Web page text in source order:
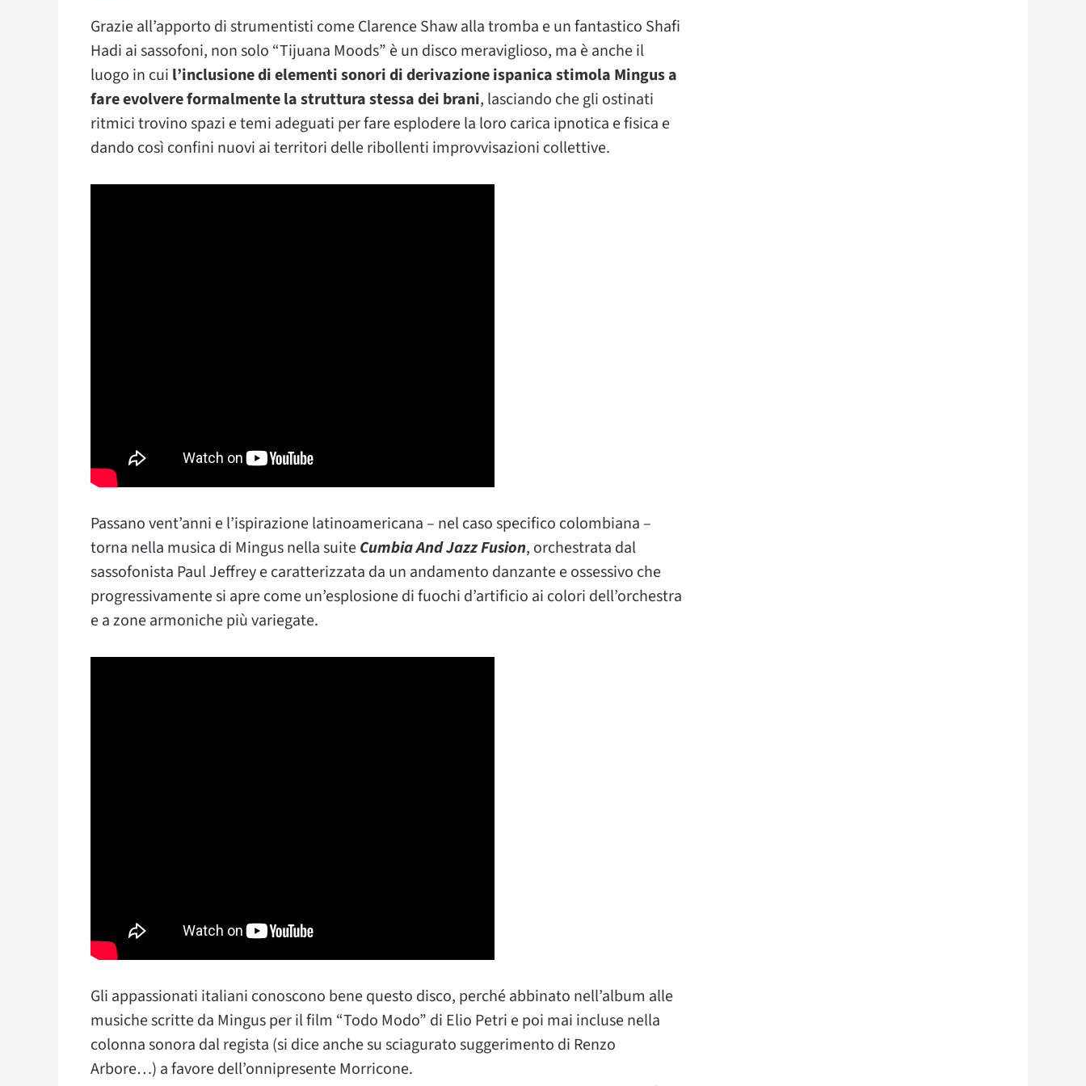
Grazie all’apporto di strumentisti come Clarence Shaw alla tromba e un fantastico Shafi
Hadi ai sassofoni, non solo “Tijuana Moods” è un disco meraviglioso, ma è anche il
luogo in cui l’inclusione di elementi sonori di derivazione ispanica stimola Mingus a
fare evolvere formalmente la struttura stessa dei brani, lasciando che gli ostinati
ritmici trovino spazi e temi adeguati per fare esplodere la loro carica ipnotica e fisica e
dando così confini nuovi ai territori delle ribollenti improvvisazioni collettive.
Passano vent’anni e l’ispirazione latinoamericana – nel caso specifico colombiana –
torna nella musica di Mingus nella suiteCumbia And Jazz Fusion, orchestrata dal
sassofonista Paul Jeffrey e caratterizzata da un andamento danzante e ossessivo che
progressivamente si apre come un’esplosione di fuochi d’artificio ai colori dell’orchestra
e a zone armoniche più variegate.
Gli appassionati italiani conoscono bene questo disco, perché abbinato nell’album alle
musiche scritte da Mingus per il film “Todo Modo” di Elio Petri e poi mai incluse nella
colonna sonora dal regista (si dice anche su sciagurato suggerimento di Renzo
Arbore…) a favore dell’onnipresente Morricone.